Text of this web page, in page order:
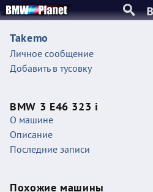
Takemo
Личное сообщение
Добавить в тусовку
BMW 3 E46 323 i
О машине
Описание
Последние записи
Похожие машины